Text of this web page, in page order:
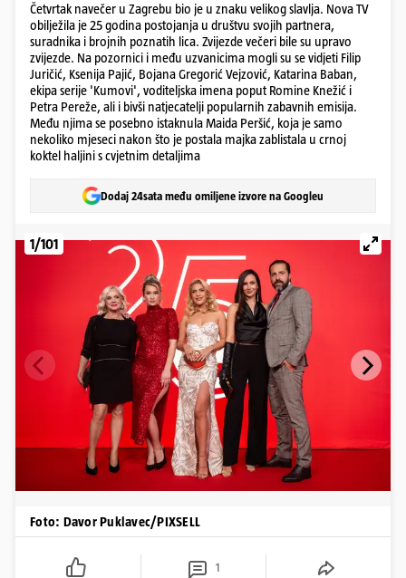
Četvrtak navečer u Zagrebu bio je u znaku velikog slavlja. Nova TV
obilježila je 25 godina postojanja u društvu svojih partnera,
suradnika i brojnih poznatih lica. Zvijezde večeri bile su upravo
zvijezde. Na pozornici i među uzvanicima mogli su se vidjeti Filip
Juričić, Ksenija Pajić, Bojana Gregorić Vejzović, Katarina Baban,
ekipa serije 'Kumovi', voditeljska imena poput Romine Knežić i
Petra Pereže, ali i bivši natjecatelji popularnih zabavnih emisija.
Među njima se posebno istaknula Maida Peršić, koja je samo
nekoliko mjeseci nakon što je postala majka zablistala u crnoj
koktel haljini s cvjetnim detaljima
Dodaj 24sata među omiljene izvore na Googleu
1/101
Foto: Davor Puklavec/PIXSELL
1